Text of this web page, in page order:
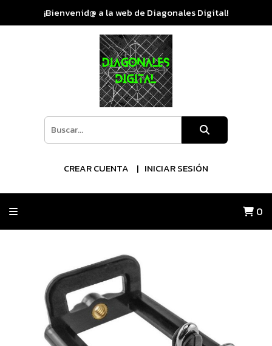
¡Bienvenid@ a la web de Diagonales Digital!
CREAR CUENTA INICIAR SESIÓN
0